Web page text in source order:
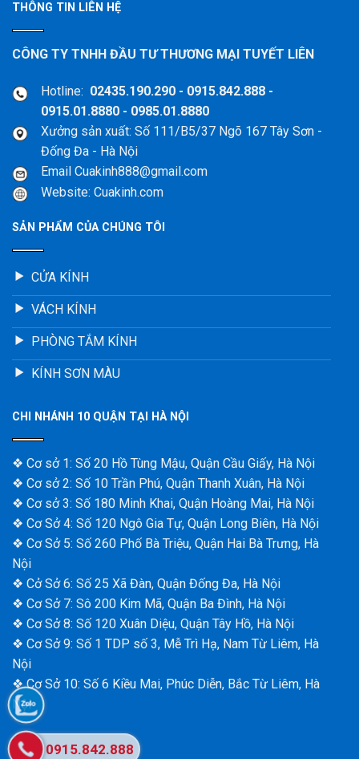
THÔNG TIN LIÊN HỆ
CÔNG TY TNHH ĐẦU TƯ THƯƠNG MẠI TUYẾT LIÊN
Hotline: 02435.190.290 - 0915.842.888 -
0915.01.8880 - 0985.01.8880
Xưởng sản xuất: Số 111/B5/37 Ngõ 167 Tây Sơn -
Đống Đa - Hà Nội
Email Cuakinh888@gmail.com
Website: Cuakinh.com
SẢN PHẨM CỦA CHÚNG TÔI
CỬA KÍNH
VÁCH KÍNH
PHÒNG TẮM KÍNH
KÍNH SƠN MÀU
CHI NHÁNH 10 QUẬN TẠI HÀ NỘI
❖ Cơ sở 1: Số 20 Hồ Tùng Mậu, Quận Cầu Giấy, Hà Nội
❖ Cơ sở 2: Số 10 Trần Phú, Quận Thanh Xuân, Hà Nội
❖ Cơ sở 3: Số 180 Minh Khai, Quận Hoàng Mai, Hà Nội
❖ Cơ Sở 4: Số 120 Ngô Gia Tự, Quận Long Biên, Hà Nội
❖ Cơ Sở 5: Số 260 Phố Bà Triệu, Quận Hai Bà Trưng, Hà
Nội
❖ Cở Sở 6: Số 25 Xã Đàn, Quận Đống Đa, Hà Nội
❖ Cơ Sở 7: Sô 200 Kim Mã, Quận Ba Đình, Hà Nội
❖ Cơ Sở 8: Số 120 Xuân Diệu, Quận Tây Hồ, Hà Nội
❖ Cơ Sở 9: Số 1 TDP số 3, Mễ Trì Hạ, Nam Từ Liêm, Hà
Nội
❖ Cơ Sở 10: Số 6 Kiều Mai, Phúc Diễn, Bắc Từ Liêm, Hà
Nội
0915.842.888